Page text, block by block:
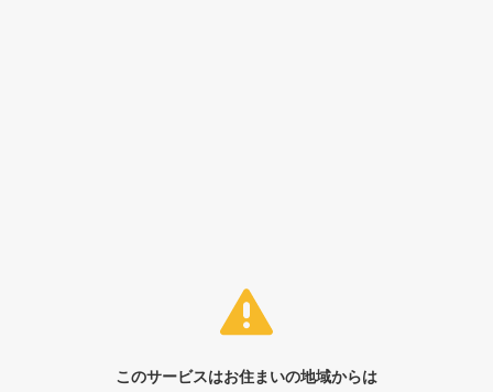
このサービスはお住まいの地域からは